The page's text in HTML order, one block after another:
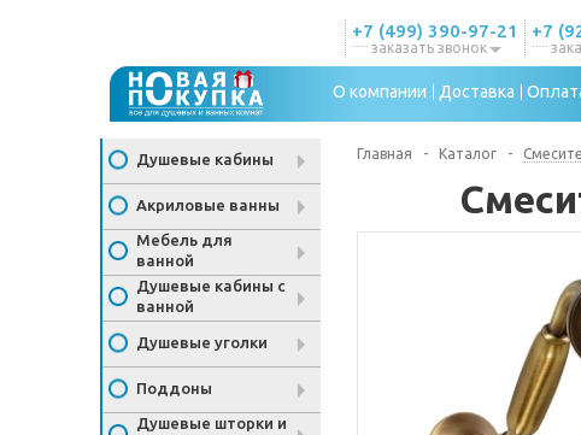
+7 (499) 390-97-21
заказать звонок
+7
О компании Доставка
Душевые кабины
Акриловые ванны
Мебель для
ванной
Душевые кабины с
ванной
Душевые уголки
Поддоны
Душевые шторки и
Главная - Каталог -